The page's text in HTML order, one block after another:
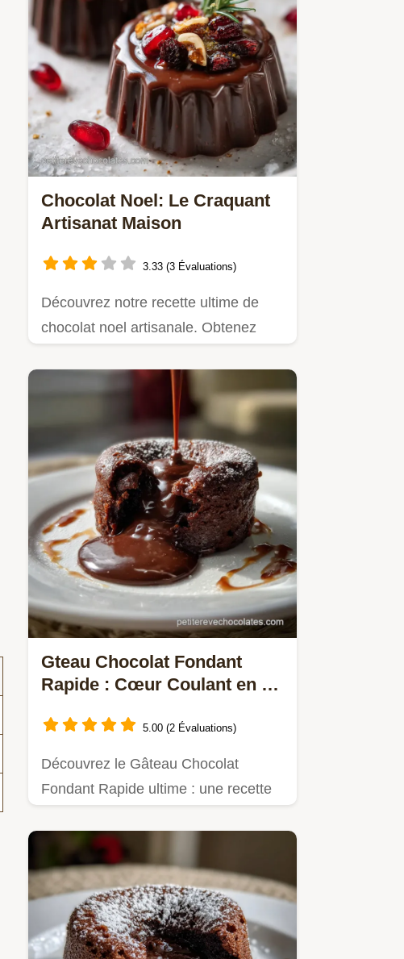
Chocolat Noel: Le Craquant
Artisanat Maison
3.33 (3 Évaluations)
Découvrez notre recette ultime de
chocolat noel artisanale. Obtenez
Gteau Chocolat Fondant
Rapide : Cœur Coulant en 10
5.00 (2 Évaluations)
Découvrez le Gâteau Chocolat
Fondant Rapide ultime : une recette